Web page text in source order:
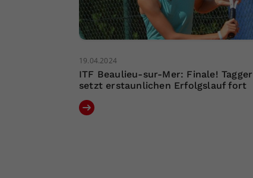
19.04.2024
ITF Beaulieu-sur-Mer: Finale! Tagger
setzt erstaunlichen Erfolgslauf fort